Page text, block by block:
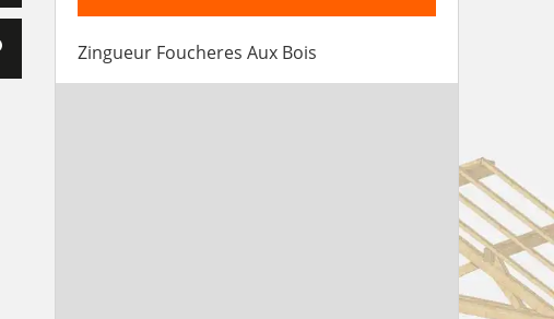
Zingueur Foucheres Aux Bois